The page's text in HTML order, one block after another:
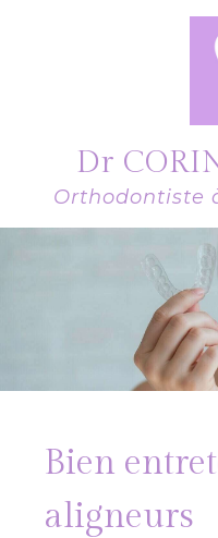
Dr
Orthodontiste
Bien
aligneurs